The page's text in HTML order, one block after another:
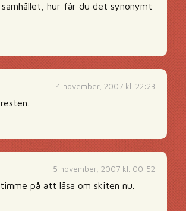
hur får du det synonymt
4 november, 2007 kl. 22:23
5 november, 2007 kl. 00:52
på att läsa om skiten nu.